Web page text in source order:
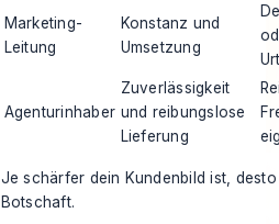
Marketing-
Leitung
Konstanz und
Umsetzung
Agenturinhaber
Zuverlässigkeit
und reibungslose
Lieferung
Je schärfer dein Kundenbild ist,
Botschaft.